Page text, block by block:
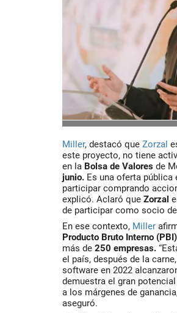
Miller, destacó que Zorzal
este proyecto, no tiene
en la Bolsa de Valores de
junio. Es una oferta pública
participar comprando
explicó. Aclaró que Zorzal
de participar como socio
En ese contexto, Miller
Producto Bruto Interno (PBI)
más de 250 empresas.
el país, después de la
software en 2022
demuestra el gran
a los márgenes de
aseguró.